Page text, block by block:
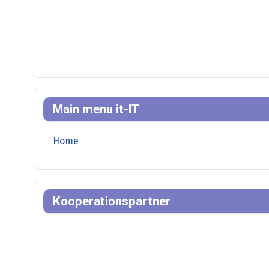
Main menu it-IT
Home
Kooperationspartner